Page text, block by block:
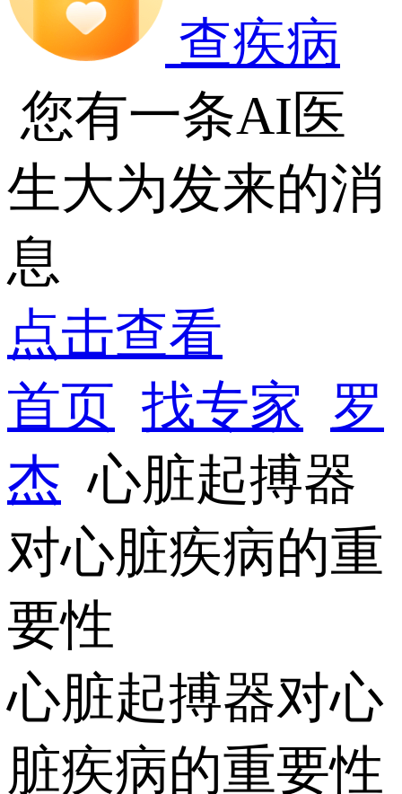
查疾病
您有一条AI医
生大为发来的消
息
点击查看
首页 找专家 罗
杰 心脏起搏器
对心脏疾病的重
要性
心脏起搏器对心
脏疾病的重要性